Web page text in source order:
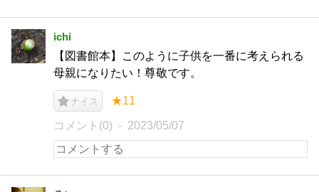
ichi
【図書館本】このように子供を一番に考えられる
母親になりたい！尊敬です。
ナイス ★11
コメント(0) 2023/05/07